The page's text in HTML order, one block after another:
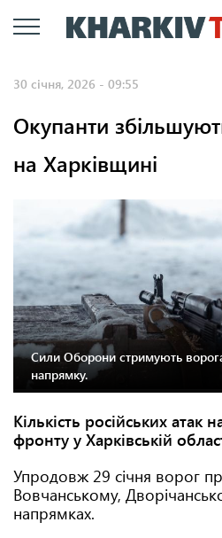
до
30 січня, 2026 - 09:55
Окупанти
на Харківщині
Сили Оборони стримують
напрямку.
Кількість російських атак
фронту у Харківській
Упродовж 29 січня ворог
Вовчанському,
напрямках.